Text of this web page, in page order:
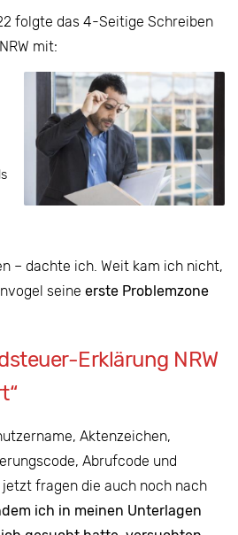
folgte das 4-Seitige Schreiben
mit:
– dachte ich. Weit kam ich nicht,
seine erste Problemzone
Erklärung NRW
Aktenzeichen,
Abrufcode und
fragen die auch noch nach
ich in meinen Unterlagen